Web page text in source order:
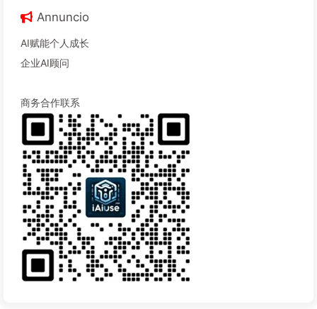
Annuncio
AI赋能个人成长
企业AI顾问
商务合作联系